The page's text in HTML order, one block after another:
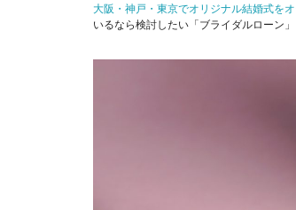
大阪・神戸・東京でオリジナル結婚式を
いるなら検討したい「ブライダルローン